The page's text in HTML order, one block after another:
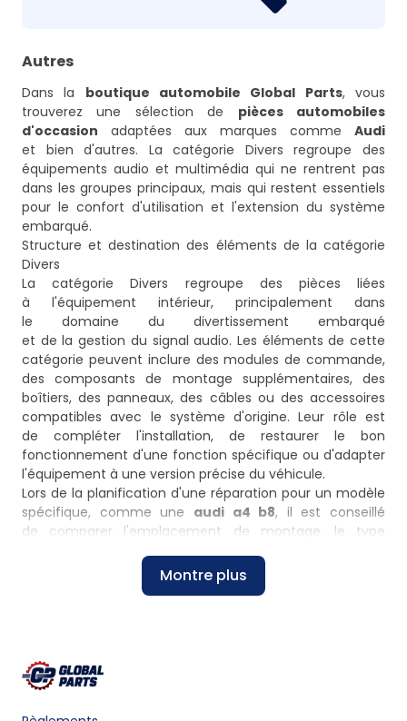
Autres
Dans la boutique automobile Global Parts, vous
trouverez une sélection de pièces automobiles
d'occasion adaptées aux marques comme Audi
et bien d'autres. La catégorie Divers regroupe des
équipements audio et multimédia qui ne rentrent pas
dans les groupes principaux, mais qui restent essentiels
pour le confort d'utilisation et l'extension du système
embarqué.
Structure et destination des éléments de la catégorie
Divers
La catégorie Divers regroupe des pièces liées
à l'équipement intérieur, principalement dans
le domaine du divertissement embarqué
et de la gestion du signal audio. Les éléments de cette
catégorie peuvent inclure des modules de commande,
des composants de montage supplémentaires, des
boîtiers, des panneaux, des câbles ou des accessoires
compatibles avec le système d'origine. Leur rôle est
de compléter l'installation, de restaurer le bon
fonctionnement d'une fonction spécifique ou d'adapter
l'équipement à une version précise du véhicule.
Lors de la planification d'une réparation pour un modèle
spécifique, comme une audi a4 b8, il est conseillé
de comparer l'emplacement de montage, le type
d'équipement. En pratique, le numéro OEM, les numéros
de remplacement et le mode de fixation de la pièce sur
Divers
Type
Montre plus